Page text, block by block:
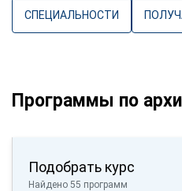
СПЕЦИАЛЬНОСТИ
Программы по
Подобрать курс
Найдено 55 программ